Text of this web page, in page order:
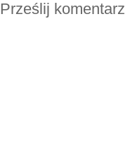
Prześlij komentarz